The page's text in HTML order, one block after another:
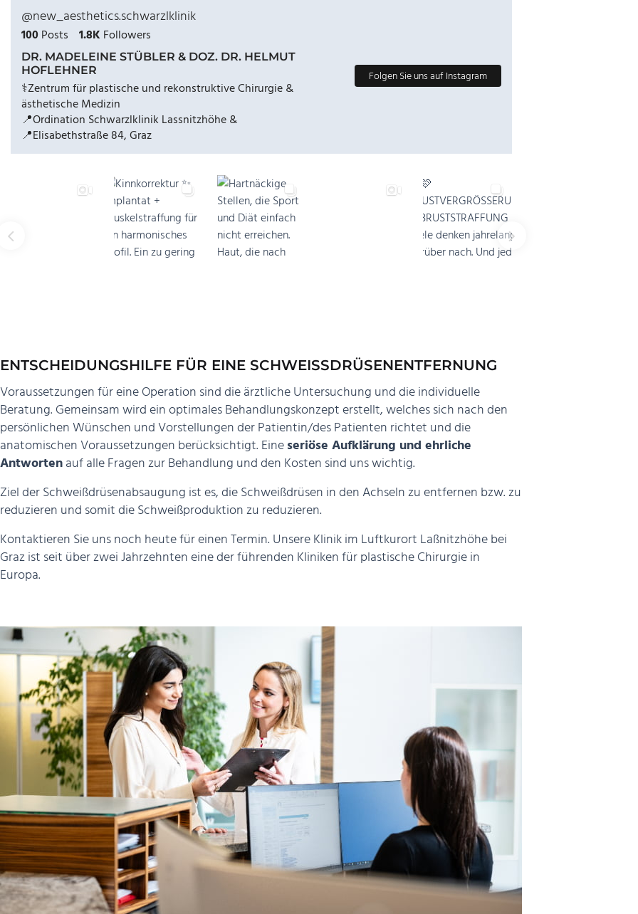
@new_aesthetics.schwarzlklinik
100Posts 1.8K Followers
DR. MADELEINE STÜBLER & DOZ. DR. HELMUT
HOFLEHNER
⚕️Zentrum für plastische und rekonstruktive Chirurgie &
ästhetische Medizin
📍Ordination Schwarzlklinik Lassnitzhöhe &
📍Elisabethstraße 84, Graz
Folgen Sie uns auf Instagram
ENTSCHEIDUNGSHILFE FÜR EINE SCHWEISSDRÜSEN­ENTFERNUNG
Voraussetzungen für eine Operation sind die ärztliche Untersuchung und die individuelle
Beratung. Gemeinsam wird ein optimales Behandlungskonzept erstellt, welches sich nach den
persönlichen Wünschen und Vorstellungen der Patientin/des Patienten richtet und die
anatomischen Voraussetzungen berücksichtigt. Eineseriöse Aufklärung und ehrliche
Antwortenauf alle Fragen zur Behandlung und den Kosten sind uns wichtig.
Ziel der Schweißdrüsenabsaugung ist es, die Schweißdrüsen in den Achseln zu entfernen bzw. zu
reduzieren und somit die Schweißproduktion zu reduzieren.
Kontaktieren Sie uns noch heute für einen Termin. Unsere Klinik im Luftkurort Laßnitzhöhe bei
Graz ist seit über zwei Jahrzehnten eine der führenden Kliniken für plastische Chirurgie in
Europa.